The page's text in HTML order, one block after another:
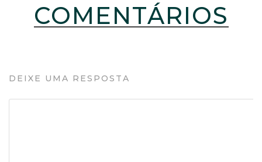
COMENTÁRIOS
DEIXE UMA RESPOSTA